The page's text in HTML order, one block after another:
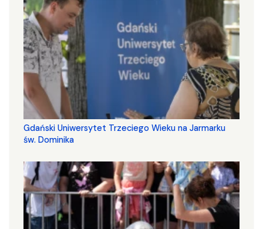
Gdański Uniwersytet Trzeciego Wieku na Jarmarku
św. Dominika